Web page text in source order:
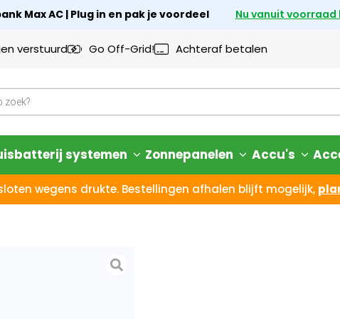
Max AC | Plug in en pak je voordeel Nu vanuit voorraad
verstuurd Go Off-Grid! Achteraf betalen
systemen Zonnepanelen Accu's
wegens drukte. Bestellingen afhalen blijft mogelijk,
Bluetti SORA